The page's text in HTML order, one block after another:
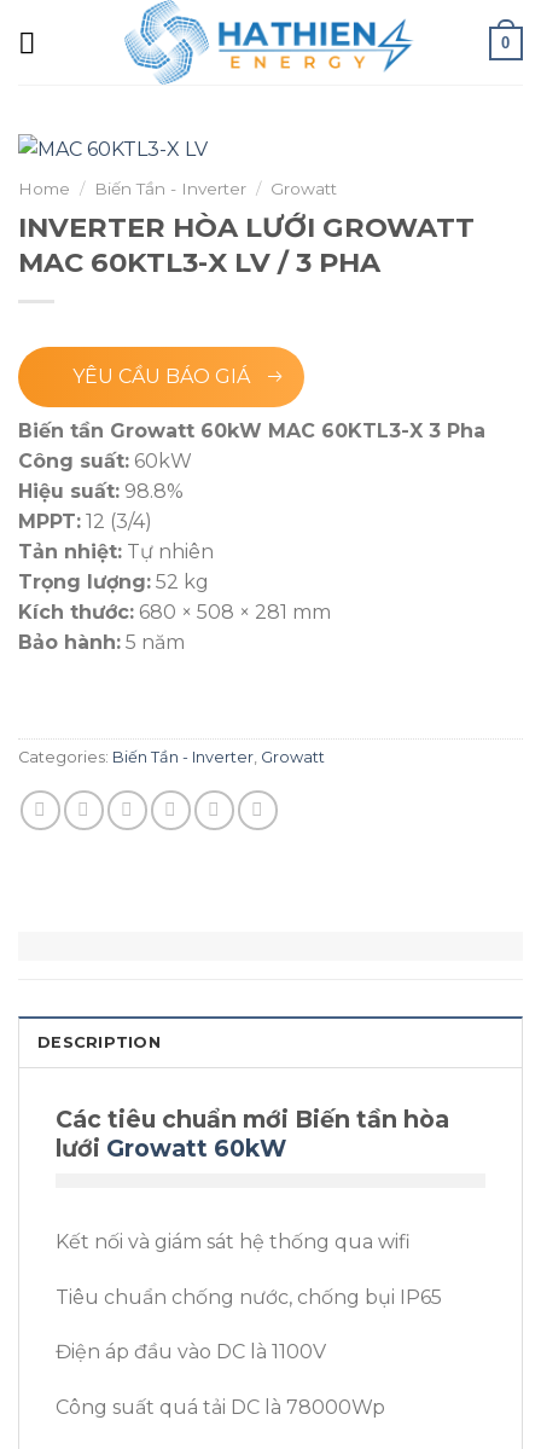
0
Home / Biến Tần - Inverter / Growatt
INVERTER HÒA LƯỚI GROWATT
MAC 60KTL3-X LV / 3 PHA
YÊU CẦU BÁO GIÁ
Biến tần Growatt 60kW MAC 60KTL3-X 3 Pha
Công suất: 60kW
Hiệu suất: 98.8%
MPPT: 12 (3/4)
Tản nhiệt: Tự nhiên
Trọng lượng: 52 kg
Kích thước: 680 × 508 × 281 mm
Bảo hành: 5 năm
Categories: Biến Tần - Inverter Growatt
DESCRIPTION
Các tiêu chuẩn mới Biến tần hòa
lưới Growatt 60kW
Kết nối và giám sát hệ thống qua wifi
Tiêu chuẩn chống nước, chống bụi IP65
Điện áp đầu vào DC là 1100V
Công suất quá tải DC là 78000Wp